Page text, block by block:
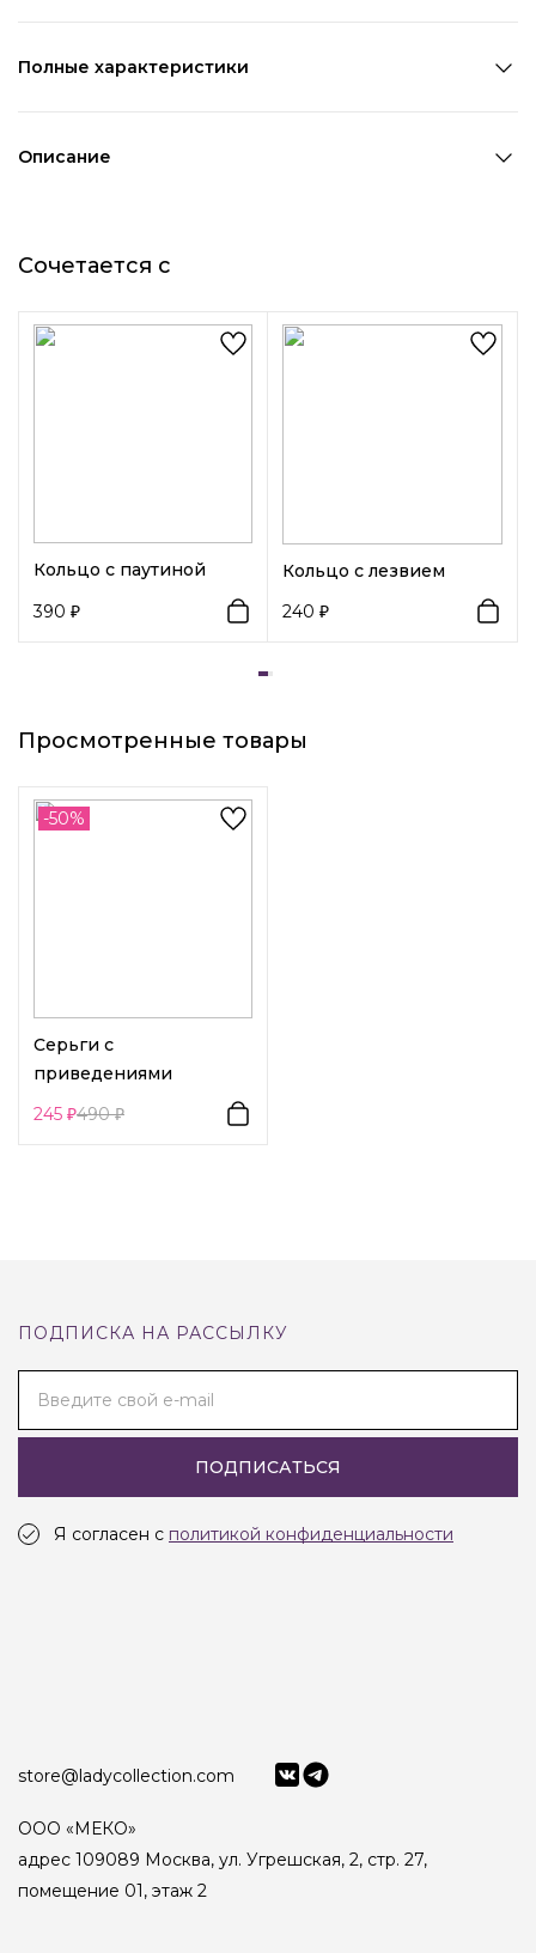
Полные характеристики
Ширина 1:2,5 см
Декоративный элемент 1:Другое
Описание
серьги в виде привидения. Они непременно станут
Сочетается с
Кольцо с паутиной
390
Кольцо с лезвием
240
Просмотренные товары
-50%
Серьги с
приведениями
245
490
ПОДПИСКА НА РАССЫЛКУ
Введите свой e-mail
ПОДПИСАТЬСЯ
Я согласен с политикой конфиденциальности
store@ladycollection.com
ООО «МЕКО»
адрес 109089 Москва, ул. Угрешская, 2, стр. 27,
помещение 01, этаж 2